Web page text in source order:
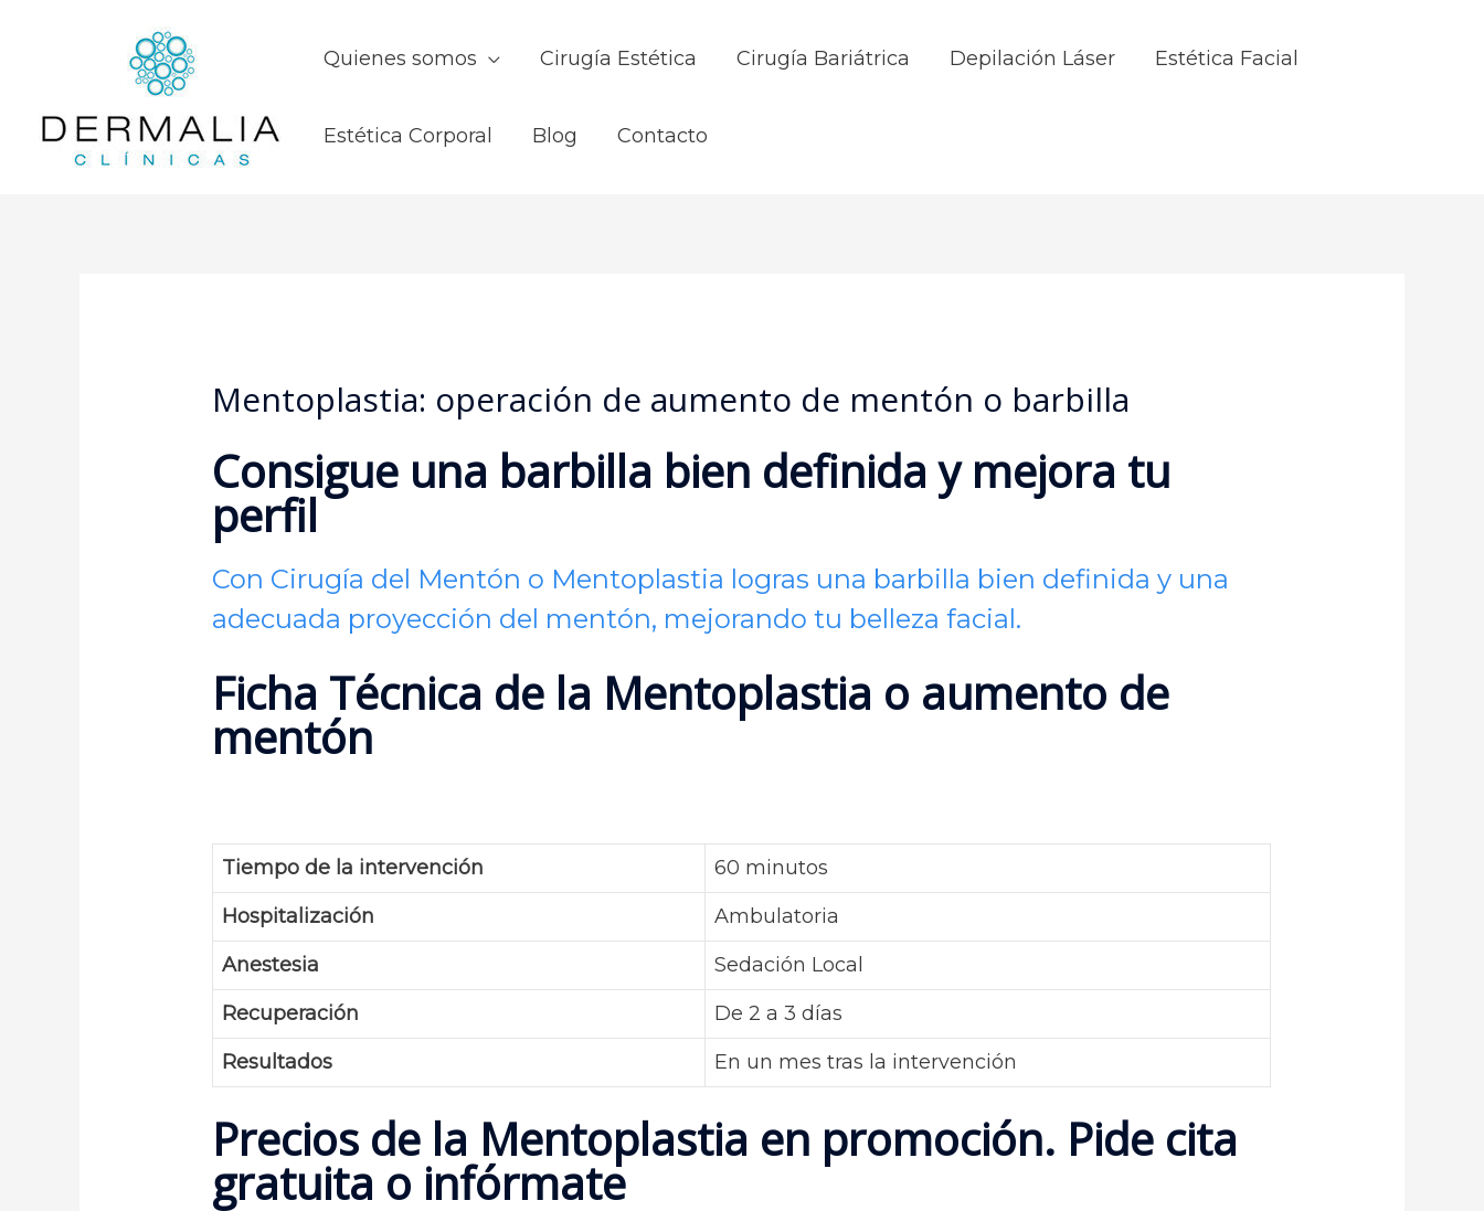
Quienes somos Cirugía Estética Cirugía Bariátrica Depilación Láser Estética Facial
Estética Corporal Blog Contacto
Mentoplastia: operación de aumento de mentón o barbilla
Consigue una barbilla bien definida y mejora tu
perfil
Con Cirugía del Mentón o Mentoplastia logras una barbilla bien definida y una
adecuada proyección del mentón, mejorando tu belleza facial.
Ficha Técnica de la Mentoplastia o aumento de
mentón
Tiempo de la intervención
60 minutos
Hospitalización
Ambulatoria
Anestesia
Sedación Local
Recuperación
De 2 a 3 días
Resultados
En un mes tras la intervención
Precios de la Mentoplastia en promoción. Pide cita
gratuita o infórmate